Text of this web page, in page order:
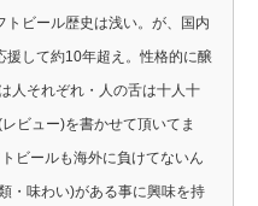
ビール歴史は浅い。が、国内
援して約10年超え。性格的に醸
人それぞれ・人の舌は十人十
ビュー)を書かせて頂いてま
ビールも海外に負けてないん
・味わい)がある事に興味を持